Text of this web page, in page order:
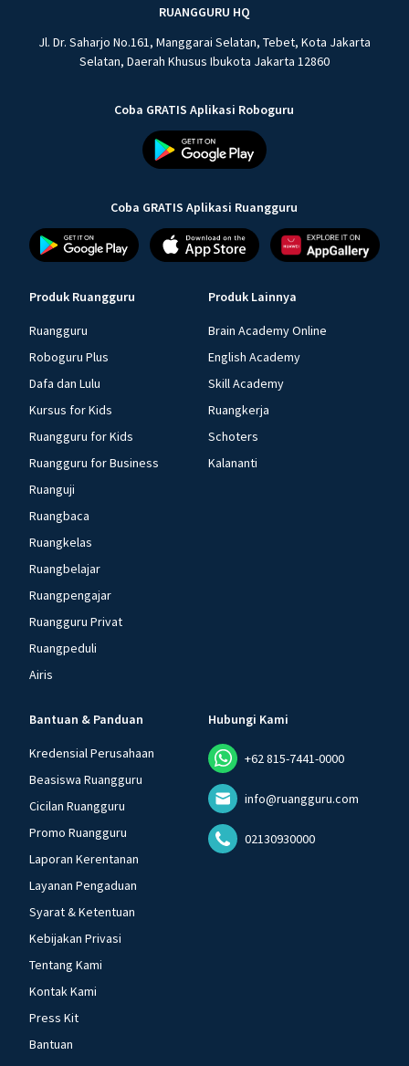
RUANGGURU HQ
Jl. Dr. Saharjo No.161, Manggarai Selatan, Tebet, Kota Jakarta
Selatan, Daerah Khusus Ibukota Jakarta 12860
Coba GRATIS Aplikasi Roboguru
Coba GRATIS Aplikasi Ruangguru
Produk Ruangguru
Ruangguru
Roboguru Plus
Dafa dan Lulu
Kursus for Kids
Ruangguru for Kids
Ruangguru for Business
Ruanguji
Ruangbaca
Ruangkelas
Ruangbelajar
Ruangpengajar
Ruangguru Privat
Ruangpeduli
Airis
Produk Lainnya
Brain Academy Online
English Academy
Skill Academy
Ruangkerja
Schoters
Kalananti
Bantuan & Panduan
Kredensial Perusahaan
Beasiswa Ruangguru
Cicilan Ruangguru
Promo Ruangguru
Laporan Kerentanan
Layanan Pengaduan
Syarat & Ketentuan
Kebijakan Privasi
Tentang Kami
Kontak Kami
Press Kit
Bantuan
Hubungi Kami
+62 815-7441-0000
info@ruangguru.com
02130930000